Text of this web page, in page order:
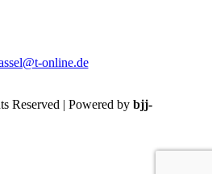
online.de
Reserved | Powered by bjj-